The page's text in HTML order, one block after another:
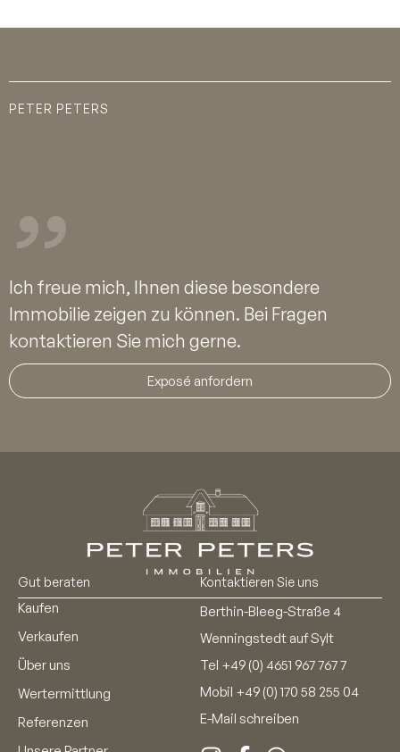
Hauswirtschafts- und Technikraum.
PETER PETERS
Ich freue mich, Ihnen diese besondere
Immobilie zeigen zu können. Bei Fragen
kontaktieren Sie mich gerne.
Exposé anfordern
Gut beraten
Kaufen
Verkaufen
Über uns
Wertermittlung
Referenzen
Kontaktieren Sie uns
Berthin-Bleeg-Straße 4
Wenningstedt auf Sylt
Tel +49 (0) 4651 967 767 7
Mobil +49 (0) 170 58 255 04
E-Mail schreiben